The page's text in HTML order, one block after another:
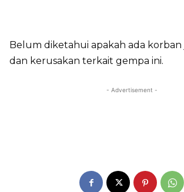
Belum diketahui apakah ada
dan kerusakan terkait gempa ini.
- Advertisement -